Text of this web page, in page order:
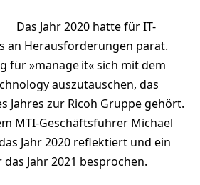
Das Jahr 2020 hatte für IT-
an Herausforderungen parat.
für »manage it« sich mit dem
auszutauschen, das
Jahres zur Ricoh Gruppe gehört.
MTI-Geschäftsführer Michael
Jahr 2020 reflektiert und ein
Jahr 2021 besprochen.